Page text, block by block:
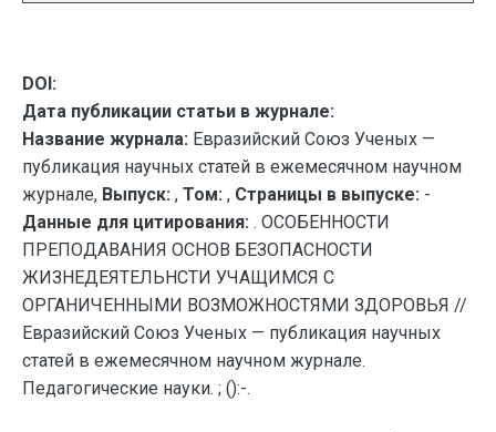
DOI:
Дата публикации статьи в журнале:
Название журнала: Евразийский Союз Ученых —
публикация научных статей в ежемесячном научном
журнале, Выпуск: , Том: , Страницы в выпуске: -
Данные для цитирования: . ОСОБЕННОСТИ
ПРЕПОДАВАНИЯ ОСНОВ БЕЗОПАСНОСТИ
ЖИЗНЕДЕЯТЕЛЬНСТИ УЧАЩИМСЯ С
ОРГАНИЧЕННЫМИ ВОЗМОЖНОСТЯМИ ЗДОРОВЬЯ //
Евразийский Союз Ученых — публикация научных
статей в ежемесячном научном журнале.
Педагогические науки. ; ():-.